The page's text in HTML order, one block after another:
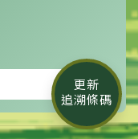
更新
追溯條碼